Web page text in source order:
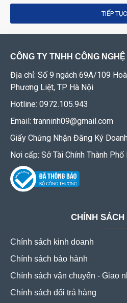
TIẾP TỤC
CÔNG TY TNHH CÔNG
Địa chỉ: Số 9 ngách 69A/109
Phương Liệt, TP Hà Nội
Hotline: 0972.105.943
Email: tranninh09@gmail.com
Giấy Chứng Nhận Đăng Ký
Nơi cấp: Sở Tài Chính Thành Phố
CHÍNH SÁCH
Chính sách kinh doanh
Chính sách bảo hành
Chính sách vận chuyển - Giao
Chính sách đổi trả hàng